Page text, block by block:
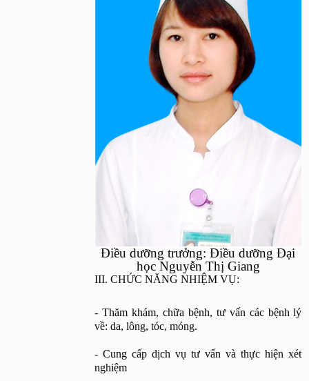
Điều dưỡng trưởng: Điều dưỡng Đại
học Nguyễn Thị Giang
III. CHỨC NĂNG NHIỆM VỤ:
- Thăm khám, chữa bệnh, tư vấn các bệnh lý
về: da, lông, tóc, móng.
- Cung cấp dịch vụ tư vấn và thực hiện xét
nghiệm